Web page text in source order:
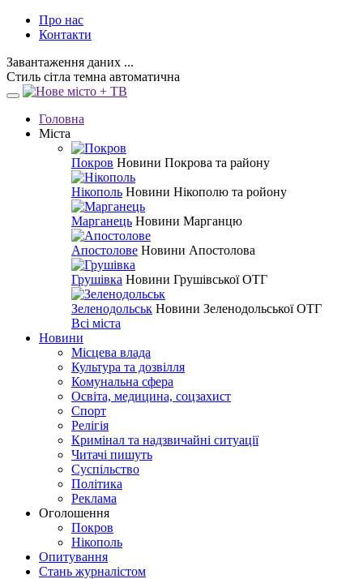
Про нас
Контакти
Завантаження даних ...
Стиль сітла темна автоматична
Головна
Міста
Покров Новини Покрова та району
Нікополь Новини Нікополю та ройону
Марганець Новини Марганцю
Апостолове Новини Апостолова
Грушівка Новини Грушівської ОТГ
Зеленодольськ Новини Зеленодольської ОТГ
Всі міста
Новини
Місцева влада
Культура та дозвілля
Комунальна сфера
Освіта, медицина, соцзахист
Спорт
Релігія
Кримінал та надзвичайні ситуації
Читачі пишуть
Суспільство
Політика
Реклама
Оголошення
Покров
Нікополь
Опитування
Стань журналістом